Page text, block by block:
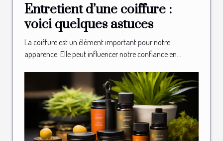
Entretient d’une coiffure :
voici quelques astuces
La coiffure est un élément important pour notre
apparence. Elle peut influencer notre confiance en...